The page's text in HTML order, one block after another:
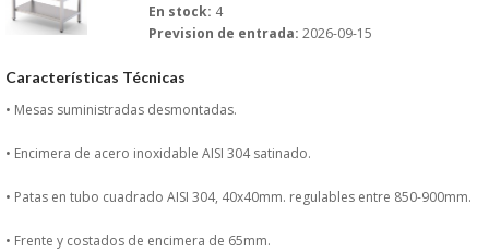
REFORMAS Y PROYECTOS
REGISTRARSE
PRODUCTOS EN OFERTAS
En stock: 4
Prevision de entrada: 2026-09-15
Características Técnicas
• Mesas suministradas desmontadas.
• Encimera de acero inoxidable AISI 304 satinado.
• Patas en tubo cuadrado AISI 304, 40x40mm. regulables entre 850-900mm.
• Frente y costados de encimera de 65mm.